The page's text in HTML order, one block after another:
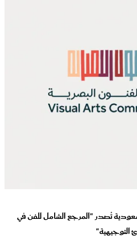
تُصدر "المرجع الشامل للفن في
التوجيهية"